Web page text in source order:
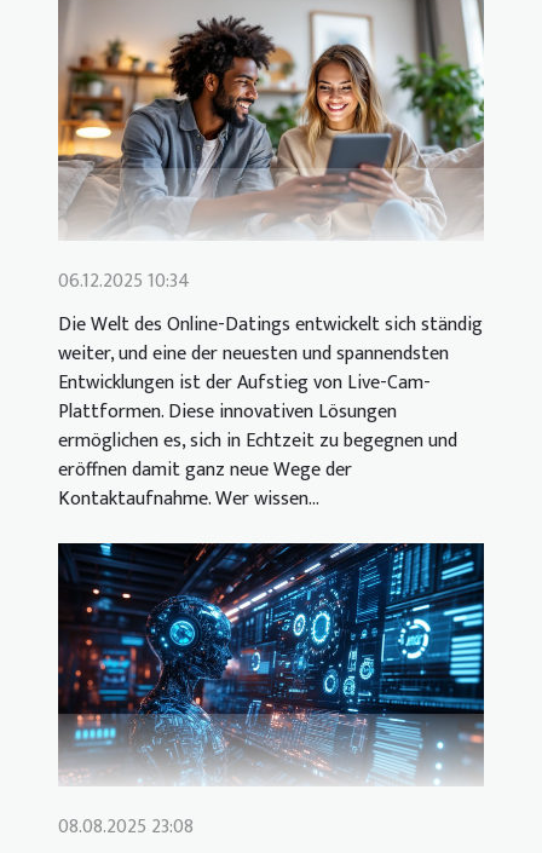
06.12.2025 10:34
Die Welt des Online-Datings entwickelt sich ständig
weiter, und eine der neuesten und spannendsten
Entwicklungen ist der Aufstieg von Live-Cam-
Plattformen. Diese innovativen Lösungen
ermöglichen es, sich in Echtzeit zu begegnen und
eröffnen damit ganz neue Wege der
Kontaktaufnahme. Wer wissen...
08.08.2025 23:08